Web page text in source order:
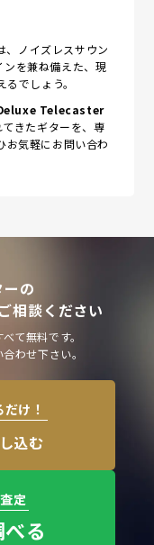
ノイズレスサウン
を兼ね備えた、現
でしょう。
Telecaster
きたギターを、専
お気軽にお問い合わ
の
相談ください
て無料です。
わせ下さい。
け！
込む
定
る